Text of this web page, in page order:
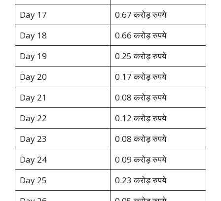
Day 17
0.67 करोड़ रुपये
Day 18
0.66 करोड़ रुपये
Day 19
0.25 करोड़ रुपये
Day 20
0.17 करोड़ रुपये
Day 21
0.08 करोड़ रुपये
Day 22
0.12 करोड़ रुपये
Day 23
0.08 करोड़ रुपये
Day 24
0.09 करोड़ रुपये
Day 25
0.23 करोड़ रुपये